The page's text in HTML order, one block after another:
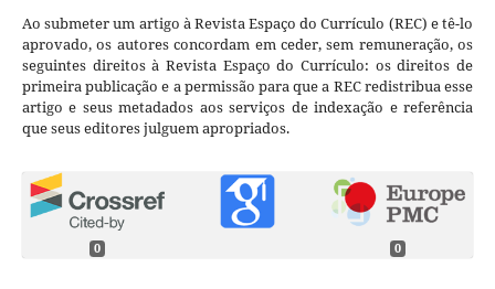
Ao submeter um artigo à Revista Espaço do Currículo (REC) e tê-lo
aprovado, os autores concordam em ceder, sem remuneração, os
seguintes direitos à Revista Espaço do Currículo: os direitos de
primeira publicação e a permissão para que a REC redistribua esse
artigo e seus metadados aos serviços de indexação e referência
que seus editores julguem apropriados.
0 0